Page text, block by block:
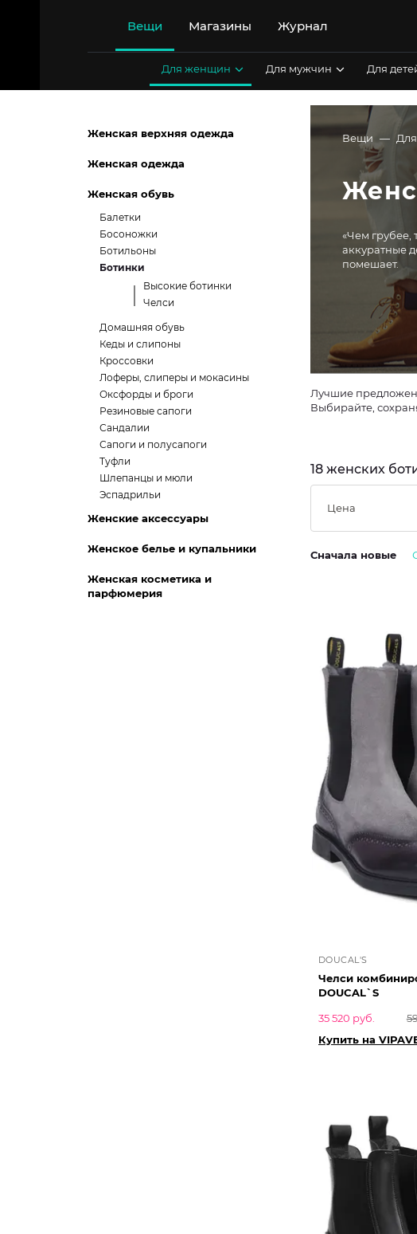
Вещи Магазины Журнал
Для женщин Для мужчин Для
Вещи
«Чем грубее,
аккуратные
помешает.
Лучшие
Выбирайте,
18 женских
Цена
Сначала новые
DOUCAL'S
Челси
DOUCAL`S
35 520 руб.
Купить на
Женская верхняя одежда
Женская одежда
Женская обувь
Балетки
Босоножки
Ботильоны
Ботинки
Высокие ботинки
Челси
Домашняя обувь
Кеды и слипоны
Кроссовки
Лоферы, слиперы и мокасины
Оксфорды и броги
Резиновые сапоги
Сандалии
Сапоги и полусапоги
Туфли
Шлепанцы и мюли
Эспадрильи
Женские аксессуары
Женское белье и купальники
Женская косметика и
парфюмерия